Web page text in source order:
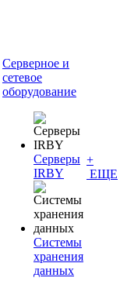
Серверное и
сетевое
оборудование
Серверы
IRBY
Системы
хранения
данных
+
ЕЩЕ